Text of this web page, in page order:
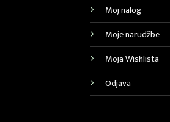
Moj nalog
Moje narudžbe
Moja Wishlista
Odjava